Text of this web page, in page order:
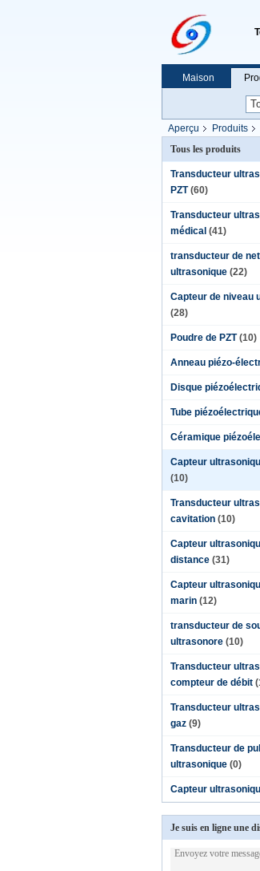
Maison
Aperçu Produits
Tous les produits
Transducteur
PZT (60)
Transducteur
médical (41)
transducteur de
ultrasonique (22)
Capteur de niveau
(28)
Poudre de PZT (10)
Anneau piézo-
Disque
Tube
Céramique
Capteur
(10)
Transducteur
cavitation (10)
Capteur
distance (31)
Capteur
marin (12)
transducteur de
ultrasonore (10)
Transducteur
compteur de débit
Transducteur
gaz (9)
Transducteur de
ultrasonique (0)
Capteur
Je suis en ligne une